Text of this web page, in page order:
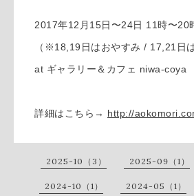
2017年12月15日〜24日 11時〜20
（※18,19日はおやすみ / 17,21日
at ギャラリー＆カフェ niwa-coya
詳細はこちら→ http://
2025-10（3） 2025-09（1）
2024-10（1） 2024-05（1）